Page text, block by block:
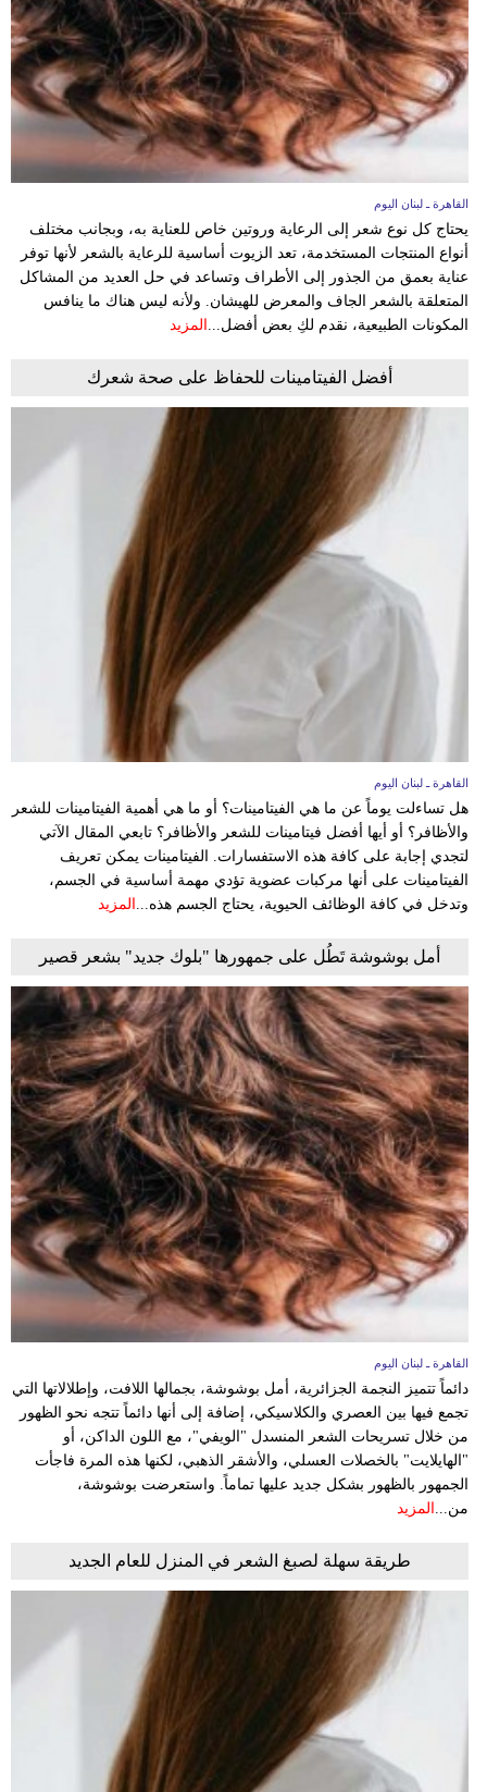
القاهرة ـ لبنان اليوم
يحتاج كل نوع شعر إلى الرعاية وروتين خاص للعناية به، وبجانب مختلف
أنواع المنتجات المستخدمة، تعد الزيوت أساسية للرعاية بالشعر لأنها توفر
عناية بعمق من الجذور إلى الأطراف وتساعد في حل العديد من المشاكل
المتعلقة بالشعر الجاف والمعرض للهيشان. ولأنه ليس هناك ما ينافس
المكونات الطبيعية، نقدم لكِ بعض أفضل... المزيد
أفضل الفيتامينات للحفاظ على صحة شعرك
القاهرة ـ لبنان اليوم
هل تساءلت يوماً عن ما هي الفيتامينات؟ أو ما هي أهمية الفيتامينات للشعر
والأظافر؟ أو أيها أفضل فيتامينات للشعر والأظافر؟ تابعي المقال الآتي
لتجدي إجابة على كافة هذه الاستفسارات. الفيتامينات يمكن تعريف
الفيتامينات على أنها مركبات عضوية تؤدي مهمة أساسية في الجسم،
وتدخل في كافة الوظائف الحيوية، يحتاج الجسم هذه... المزيد
أمل بوشوشة تَطُل على جمهورها "بلوك جديد" بشعر قصير
القاهرة ـ لبنان اليوم
دائماً تتميز النجمة الجزائرية، أمل بوشوشة، بجمالها اللافت، وإطلالاتها التي
تجمع فيها بين العصري والكلاسيكي، إضافة إلى أنها دائماً تتجه نحو الظهور
من خلال تسريحات الشعر المنسدل "الويفي"، مع اللون الداكن، أو
"الهايلايت" بالخصلات العسلي، والأشقر الذهبي، لكنها هذه المرة فاجأت
الجمهور بالظهور بشكل جديد عليها تماماً. واستعرضت بوشوشة،
من... المزيد
طريقة سهلة لصبغ الشعر في المنزل للعام الجديد